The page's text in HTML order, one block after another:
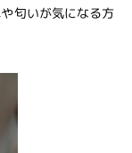
匂いが気になる方